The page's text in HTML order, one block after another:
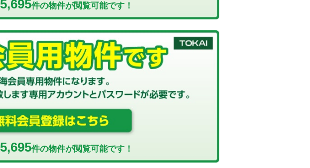
5,695件の物件が閲覧可能です！
5,695件の物件が閲覧可能です！